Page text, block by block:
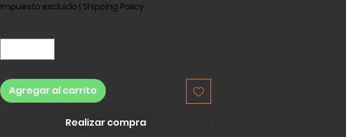
Impuesto excluido | Shipping Policy
Agregar al carrito
Realizar compra